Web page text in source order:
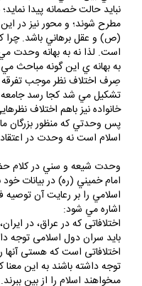
نبايد حالت خصمانه پيدا
مطرح شوند؛ و محور نيز در
(ص) و عقل برهاني باشد. چرا
است. لذا نه به بهانه وحدت
به بهانه ي اين گونه
صِرف اختلاف نظر موجب تفرقه
تشكيل مي شد كجا رسد
خانواده نيز باهم اختلاف
پس وحدتي كه منظور بزرگان
اسلام است نه وحدت در
وحدت شيعه و سني در كلام
امام خميني (ره) در بيانات
اسلامي را بر رعايت آن
اشاره مي شود:
اختلافاتى كه در عراق، در
بايد سران دول اسلامى توجه
اختلافاتى است كه هستى آنها
توجه داشته باشند به اين
مى‏خواهند اسلام را از بين